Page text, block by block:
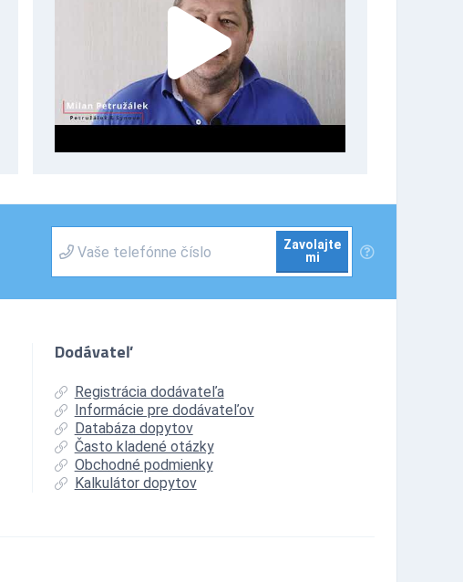
Zavolajte
mi
Dodávateľ
Registrácia dodávateľa
Informácie pre dodávateľov
Databáza dopytov
Často kladené otázky
Obchodné podmienky
Kalkulátor dopytov